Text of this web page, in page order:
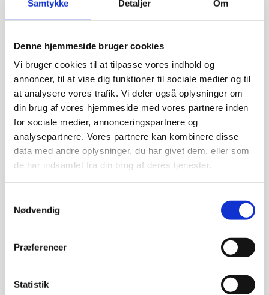
Samtykke Detaljer Om
Denne hjemmeside bruger cookies
Vi bruger cookies til at tilpasse vores indhold og
annoncer, til at vise dig funktioner til sociale medier og til
at analysere vores trafik. Vi deler også oplysninger om
din brug af vores hjemmeside med vores partnere inden
for sociale medier, annonceringspartnere og
analysepartnere. Vores partnere kan kombinere disse
data med andre oplysninger, du har givet dem, eller som
de har indsamlet fra din brug af deres tjenester.
Nødvendig
Præferencer
Statistik
Rustfrit Stål i Guld-
Gymart sports smykker
Gymart halskæde
med gymnast i
spring i sølv look.
Gymart sports smykker
Leggings (Hel